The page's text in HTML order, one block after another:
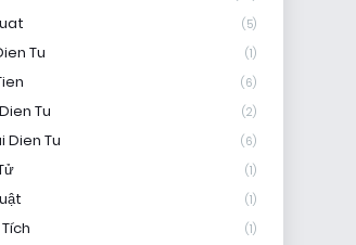
(5)
Tu (1)
(6)
Tu (2)
Dien Tu (6)
(1)
(1)
(1)